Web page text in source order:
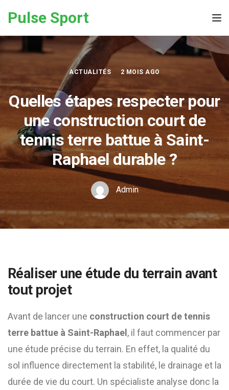
Pulse Sport
ACTUALITÉS 2 MOIS AGO
Quelles étapes respecter pour
une construction court de
tennis terre battue à Saint-
Raphael durable ?
Admin
Réaliser une étude du terrain avant
tout projet
Avant de lancer une construction court de tennis
terre battue à Saint-Raphael , il faut commencer par
une étude précise du terrain. En effet, la qualité du
sol influence directement la stabilité, le drainage et la
durée de vie du court. Un spécialiste analyse donc la